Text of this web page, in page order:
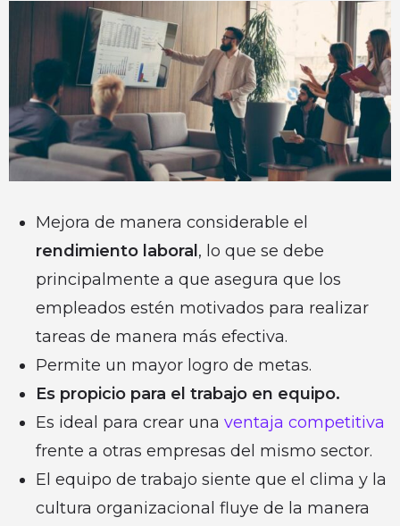
Mejora de manera considerable el
rendimiento laboral , lo que se debe
principalmente a que asegura que los
empleados estén motivados para realizar
tareas de manera más efectiva.
Permite un mayor logro de metas.
Es propicio para el trabajo en equipo.
Es ideal para crear una ventaja competitiva
frente a otras empresas del mismo sector.
El equipo de trabajo siente que el clima y la
cultura organizacional fluye de la manera